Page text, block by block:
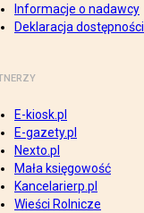
Informacje o nadawcy
Deklaracja dostępności
E-kiosk.pl
E-gazety.pl
Nexto.pl
Mała księgowość
Kancelarierp.pl
Wieści Rolnicze